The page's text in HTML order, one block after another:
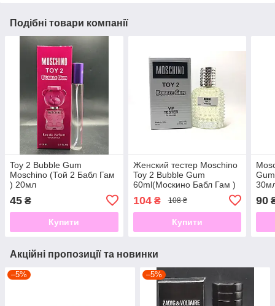
Подібні товари компанії
Toy 2 Bubble Gum
Moschino (Той 2 Бабл Гам
) 20мл
45 ₴
Купити
Женский тестер Moschino
Toy 2 Bubble Gum
60ml(Москино Бабл Гам )
104₴ 108 ₴
Купити
90
Акційні пропозиції та новинки
–5% –5%